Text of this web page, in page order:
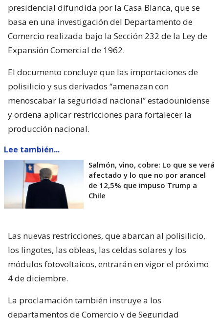
presidencial difundida por la Casa Blanca, que se
basa en una investigación del Departamento de
Comercio realizada bajo la Sección 232 de la Ley de
Expansión Comercial de 1962.
El documento concluye que las importaciones de
polisilicio y sus derivados “amenazan con
menoscabar la seguridad nacional” estadounidense
y ordena aplicar restricciones para fortalecer la
producción nacional.
Lee también...
Salmón, vino, cobre: Lo que se verá
afectado y lo que no por arancel
de 12,5% que impuso Trump a
Chile
Las nuevas restricciones, que abarcan al polisilicio,
los lingotes, las obleas, las celdas solares y los
módulos fotovoltaicos, entrarán en vigor el próximo
4 de diciembre.
La proclamación también instruye a los
departamentos de Comercio y de Seguridad